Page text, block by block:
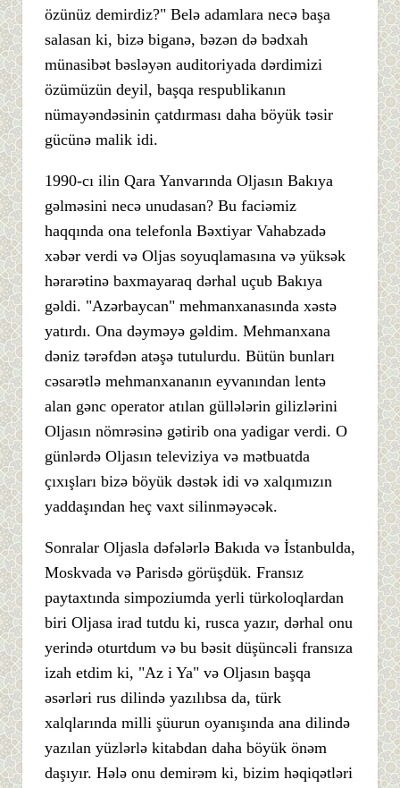
özünüz demirdiz?" Belə adamlara necə başa
salasan ki, bizə biganə, bəzən də bədxah
münasibət bəsləyən auditoriyada dərdimizi
özümüzün deyil, başqa respublikanın
nümayəndəsinin çatdırması daha böyük təsir
gücünə malik idi.
1990-cı ilin Qara Yanvarında Oljasın Bakıya
gəlməsini necə unudasan? Bu faciəmiz
haqqında ona telefonla Bəxtiyar Vahabzadə
xəbər verdi və Oljas soyuqlamasına və yüksək
hərarətinə baxmayaraq dərhal uçub Bakıya
gəldi. "Azərbaycan" mehmanxanasında xəstə
yatırdı. Ona dəyməyə gəldim. Mehmanxana
dəniz tərəfdən atəşə tutulurdu. Bütün bunları
cəsarətlə mehmanxananın eyvanından lentə
alan gənc operator atılan güllələrin gilizlərini
Oljasın nömrəsinə gətirib ona yadigar verdi. O
günlərdə Oljasın televiziya və mətbuatda
çıxışları bizə böyük dəstək idi və xalqımızın
yaddaşından heç vaxt silinməyəcək.
Sonralar Oljasla dəfələrlə Bakıda və İstanbulda,
Moskvada və Parisdə görüşdük. Fransız
paytaxtında simpoziumda yerli türkoloqlardan
biri Oljasa irad tutdu ki, rusca yazır, dərhal onu
yerində oturtdum və bu bəsit düşüncəli fransıza
izah etdim ki, "Az i Ya" və Oljasın başqa
əsərləri rus dilində yazılıbsa da, türk
xalqlarında milli şüurun oyanışında ana dilində
yazılan yüzlərlə kitabdan daha böyük önəm
daşıyır. Hələ onu demirəm ki, bizim həqiqətləri